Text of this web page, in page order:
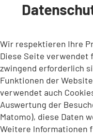
INHALT ANSPRINGEN
Wir respektieren Ihre
Diese Seite verwendet
zwingend erforderlich
Funktionen der
verwendet auch
Auswertung der
Matomo), diese Daten
Weitere Informationen